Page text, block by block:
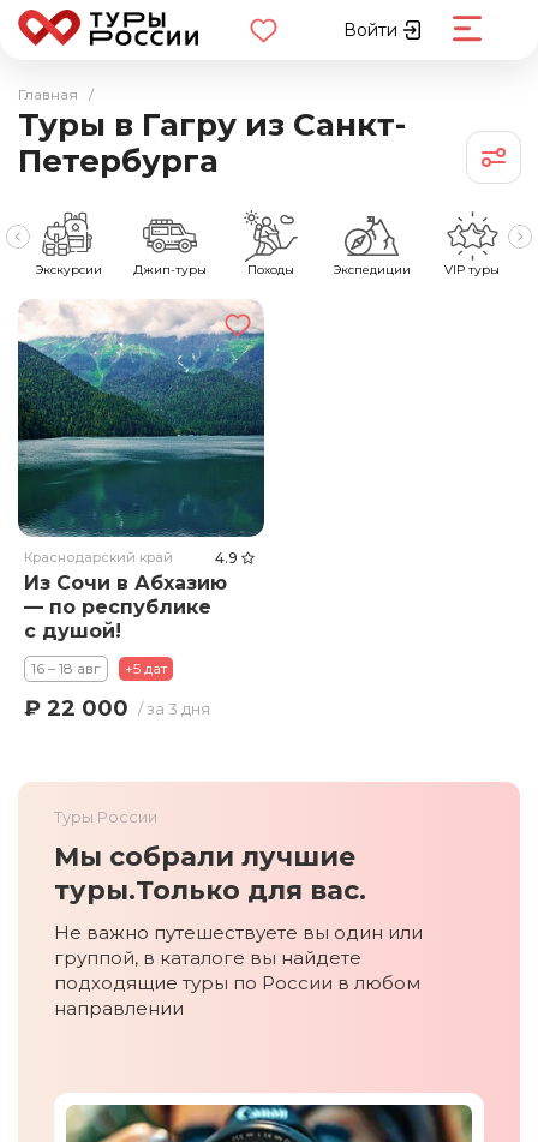
Войти
Главная /
Туры в Гагру из Санкт-
Петербурга
Экскурсии Джип-туры Походы Экспедиции VIP туры
Краснодарский край 4.9
Из Сочи в Абхазию
— по республике
с душой!
16 – 18 авг +5 дат
₽ 22 000 / за 3 дня
Туры России
Мы собрали лучшие
туры.Только для вас.
Не важно путешествуете вы один или
группой, в каталоге вы найдете
подходящие туры по России в любом
направлении